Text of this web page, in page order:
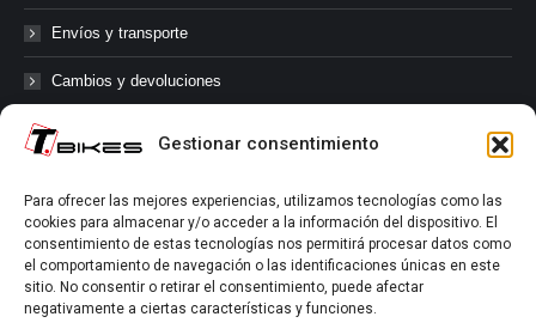
Gestionar consentimiento
Para ofrecer las mejores experiencias, utilizamos tecnologías como las
cookies para almacenar y/o acceder a la información del dispositivo. El
consentimiento de estas tecnologías nos permitirá procesar datos como
el comportamiento de navegación o las identificaciones únicas en este
sitio. No consentir o retirar el consentimiento, puede afectar
negativamente a ciertas características y funciones.
Envíos y transporte
Cambios y devoluciones
@tbikes.cat #tbikes
Síguenos en las redes sociales de Tbikes, mantente informado de
nuestras novedades, productos, salidas en grupo, ofertas, sorteos ...
y muchos más!